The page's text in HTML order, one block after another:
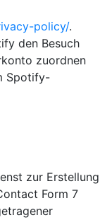
policy/.
den Besuch
zuordnen
Spotify-
zur Erstellung
Form 7